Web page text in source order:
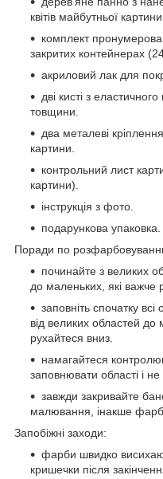
квітів майбутньої картини.
комплект
закритих контейнерах
акриловий лак для
дві кисті з
товщини.
два металеві
картини.
контрольний лист
картини).
інструкція з фото.
подарункова упаковка.
Поради по
починайте з великих
до маленьких, які важче
заповніть спочатку
від великих областей до
рухайтеся вниз.
намагайтеся
заповнювати області і не
завжди закривайте
малювання, інакше
Запобіжні заходи:
фарби швидко
кришечки після